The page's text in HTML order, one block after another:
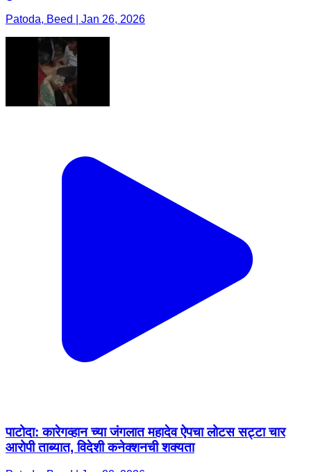
Patoda, Beed | Jan 26, 2026
पाटोदा: कारेगव्हान च्या जंगलात महादेव ऐपचा लोटस सट्टा चार
आरोपी ताब्यात, विदेशी कनेक्शनची शक्यता